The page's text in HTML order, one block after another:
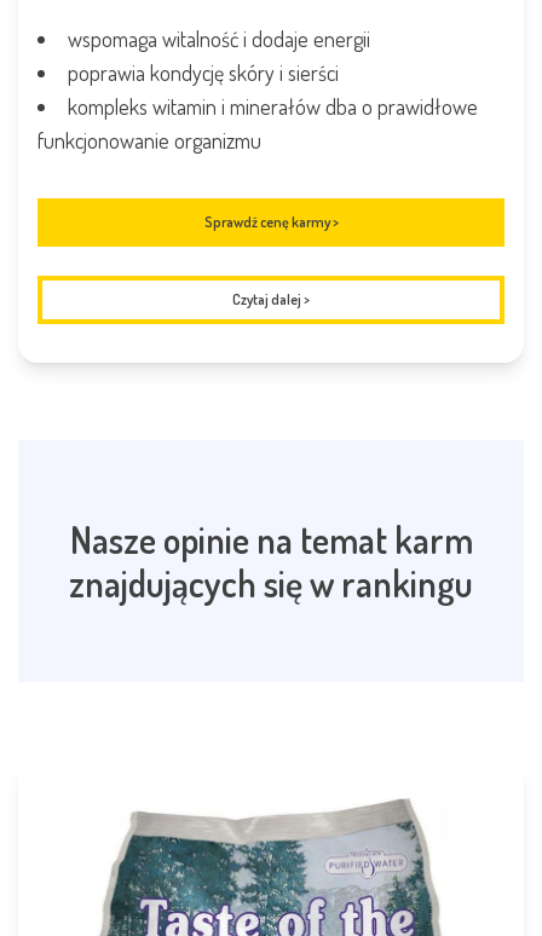
wspomaga witalność i dodaje energii
poprawia kondycję skóry i sierści
kompleks witamin i minerałów dba o prawidłowe
funkcjonowanie organizmu
Sprawdź cenę karmy >
Czytaj dalej >
Nasze opinie na temat karm
znajdujących się w rankingu